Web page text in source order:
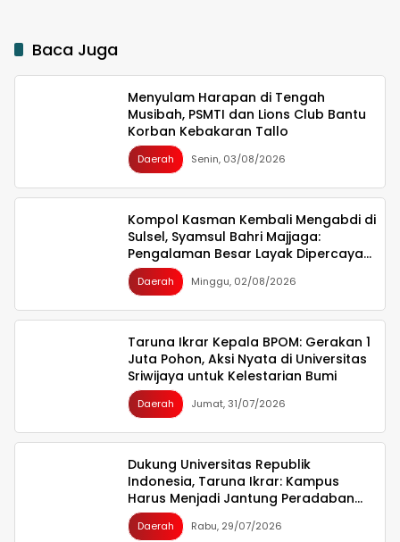
Baca Juga
Menyulam Harapan di Tengah
Musibah, PSMTI dan Lions Club Bantu
Korban Kebakaran Tallo
Daerah Senin, 03/08/2026
Kompol Kasman Kembali Mengabdi di
Sulsel, Syamsul Bahri Majjaga:
Pengalaman Besar Layak Dipercaya
Memimpin
Daerah Minggu, 02/08/2026
Taruna Ikrar Kepala BPOM: Gerakan 1
Juta Pohon, Aksi Nyata di Universitas
Sriwijaya untuk Kelestarian Bumi
Daerah Jumat, 31/07/2026
Dukung Universitas Republik
Indonesia, Taruna Ikrar: Kampus
Harus Menjadi Jantung Peradaban
seperti Jepang dan China Wujudkan
Indonesia Emas 2045
Daerah Rabu, 29/07/2026